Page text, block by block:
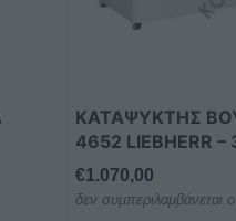
ΚΑΤΑΨΎΚΤΗΣ
4652 LIEBHERR –
€1.070,00
δεν